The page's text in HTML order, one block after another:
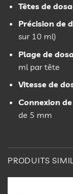
Têtes de
Précision de
sur 10 ml)
Plage de
ml par tête
Vitesse de
Connexion
de 5 mm
PRODUITS